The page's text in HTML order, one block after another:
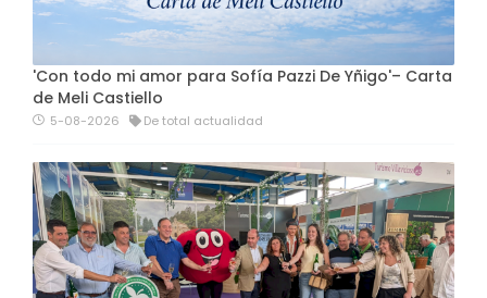
'Con todo mi amor para Sofía Pazzi De Yñigo'– Carta
de Meli Castiello
5-08-2026 De total actualidad